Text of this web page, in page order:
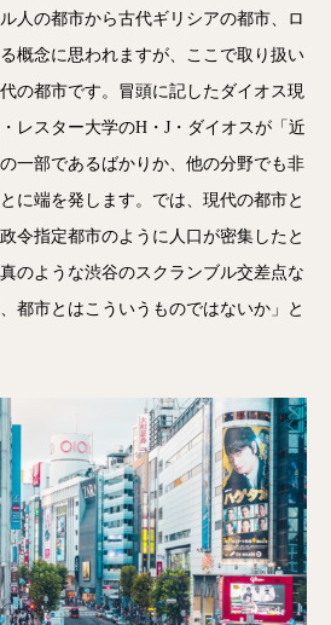
人の都市から古代ギリシアの都市、ロ
概念に思われますが、ここで取り扱い
の都市です。冒頭に記したダイオス現
レスター大学のH・J・ダイオスが「近
一部であるばかりか、他の分野でも非
に端を発します。では、現代の都市と
令指定都市のように人口が密集したと
のような渋谷のスクランブル交差点な
都市とはこういうものではないか」と